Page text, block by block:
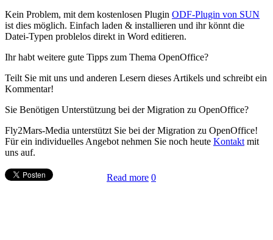
Kein Problem, mit dem kostenlosen Plugin ODF-Plugin von SUN
ist dies möglich. Einfach laden & installieren und ihr könnt die
Datei-Typen problelos direkt in Word editieren.
Ihr habt weitere gute Tipps zum Thema OpenOffice?
Teilt Sie mit uns und anderen Lesern dieses Artikels und schreibt ein
Kommentar!
Sie Benötigen Unterstützung bei der Migration zu OpenOffice?
Fly2Mars-Media unterstützt Sie bei der Migration zu OpenOffice!
Für ein individuelles Angebot nehmen Sie noch heute Kontakt mit
uns auf.
Read more 0